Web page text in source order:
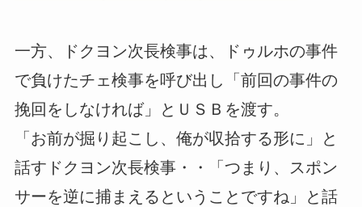
一方、ドクヨン次長検事は、ドゥルホの事件
で負けたチェ検事を呼び出し「前回の事件の
挽回をしなければ」とＵＳＢを渡す。
「お前が掘り起こし、俺が収拾する形に」と
話すドクヨン次長検事・・「つまり、スポン
サーを逆に捕まえるということですね」と話